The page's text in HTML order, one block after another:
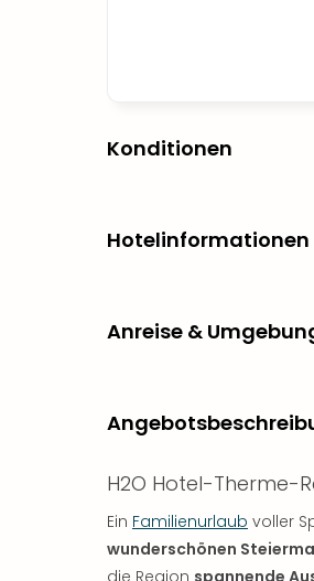
Konditionen
Hotelinformationen
Anreise &
H2O Hotel-Therme-
Ein Familienurlaub voller
wunderschönen
die Region spannende